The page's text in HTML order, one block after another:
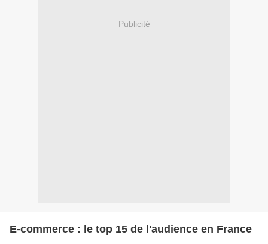
Publicité
E-commerce : le top 15 de l'audience en France